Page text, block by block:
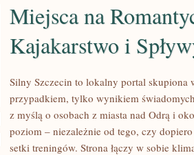
MIEJSCA
Miejsca na
Kajakarstwo i
Silny Szczecin to lokalny portal skupiona
przypadkiem, tylko wynikiem
z myślą o osobach z miasta nad Odrą i
poziom – niezależnie od tego, czy
setki treningów. Strona łączy w sobie